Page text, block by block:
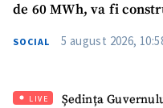
de 60 MWh, va fi
SOCIAL 5 august 2026,
LIVE
Ședința